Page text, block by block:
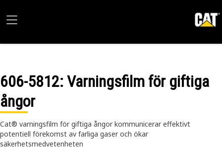
606-5812: Varningsfilm för giftiga
ångor
Cat® varningsfilm för giftiga ångor kommunicerar effektivt
potentiell förekomst av farliga gaser och ökar
säkerhetsmedvetenheten